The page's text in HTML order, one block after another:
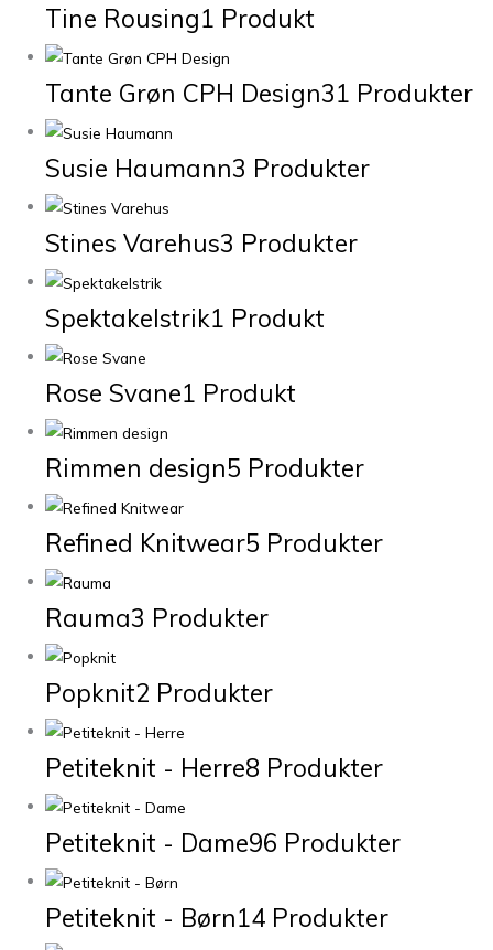
Tine Rousing1 Produkt
Tante Grøn CPH Design31 Produkter
Susie Haumann3 Produkter
Stines Varehus3 Produkter
Spektakelstrik1 Produkt
Rose Svane1 Produkt
Rimmen design5 Produkter
Refined Knitwear5 Produkter
Rauma3 Produkter
Popknit2 Produkter
Petiteknit - Herre8 Produkter
Petiteknit - Dame96 Produkter
Petiteknit - Børn14 Produkter